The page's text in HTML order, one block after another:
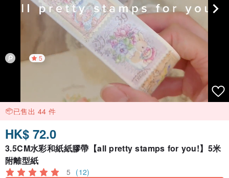
5
已售出 44 件
HK$ 72.0
3.5CM水彩和紙紙膠帶【all pretty stamps for you!】5米
附離型紙
5 (12)